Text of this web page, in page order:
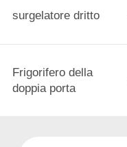
surgelatore dritto
Frigorifero della
doppia porta